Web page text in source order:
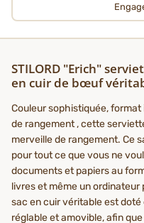
STILORD "Erich"
en cuir de bœuf
Couleur sophistiquée,
de rangement , cette
merveille de rangement. Ce
pour tout ce que vous ne
documents et papiers au
livres et même un ordinateur
sac en cuir véritable est
réglable et amovible, afin